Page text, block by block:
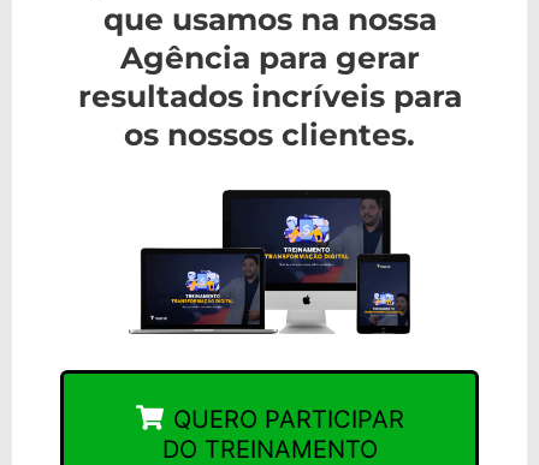
que usamos na nossa
Agência para gerar
resultados incríveis para
os nossos clientes.
QUERO PARTICIPAR
DO TREINAMENTO